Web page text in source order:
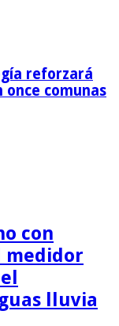
reforzará
comunas
con
medidor
lluvia